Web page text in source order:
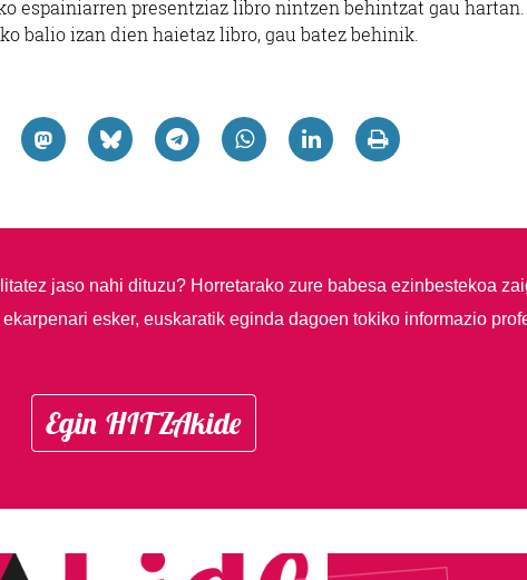
espainiarren presentziaz libro nintzen behintzat gau
balio izan dien haietaz libro, gau batez behinik.
jaso nahi dituzu? Horretarako zure babesa ezinbestekoa
esker, euskaratik eginda dagoen tokiko informazio
Egin HITZAkide